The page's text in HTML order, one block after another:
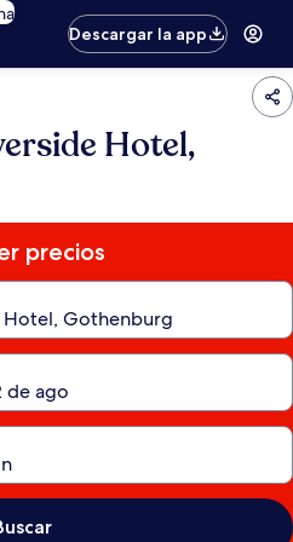
Descargar la app
Hotel,
precios